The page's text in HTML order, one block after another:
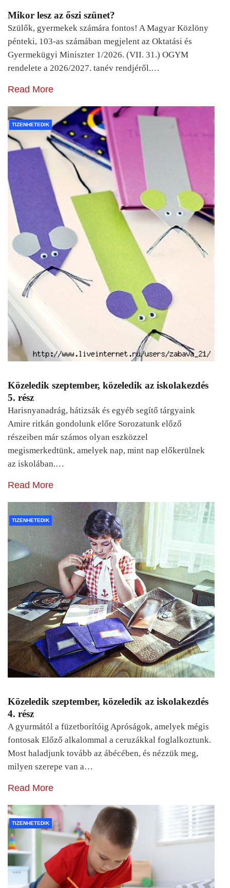
Mikor lesz az őszi szünet?
Szülők, gyermekek számára fontos! A Magyar Közlöny
pénteki, 103-as számában megjelent az Oktatási és
Gyermekügyi Miniszter 1/2026. (VII. 31.) OGYM
rendelete a 2026/2027. tanév rendjéről.…
Read More
TIZENHETEDIK
Közeledik szeptember, közeledik az iskolakezdés
5. rész
Harisnyanadrág, hátizsák és egyéb segítő tárgyaink
Amire ritkán gondolunk előre Sorozatunk előző
részeiben már számos olyan eszközzel
megismerkedtünk, amelyek nap, mint nap előkerülnek
az iskolában.…
Read More
TIZENHETEDIK
Közeledik szeptember, közeledik az iskolakezdés
4. rész
A gyurmától a füzetborítóig Apróságok, amelyek mégis
fontosak Előző alkalommal a ceruzákkal foglalkoztunk.
Most haladjunk tovább az ábécében, és nézzük meg,
milyen szerepe van a…
Read More
TIZENHETEDIK